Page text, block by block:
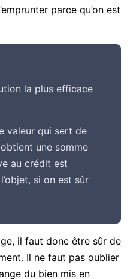
parce qu’on est
la plus efficace
valeur qui sert de
une somme
au crédit est
si on est sûr
il faut donc être sûr de
Il ne faut pas oublier
du bien mis en